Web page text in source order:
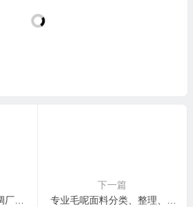
驻厂一周：苏州倒闭丝绸厂的“真丝乱局”，我们如何完成资产盘点的终极一公里？
下一篇
专业毛呢面料分类、整理、打包服务：为您的库存价值上“双保险”